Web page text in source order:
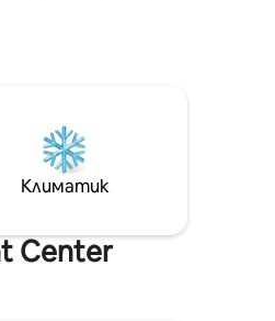
издърпате до
пренасяйте багаж
Бърз Wi - Fi и
за отдих днес!
Климатик
Center